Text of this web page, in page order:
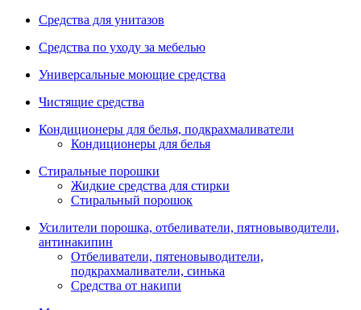
Средства для унитазов
Средства по уходу за мебелью
Универсальные моющие средства
Чистящие средства
Кондиционеры для белья, подкрахмаливатели
Кондиционеры для белья
Стиральные порошки
Жидкие средства для стирки
Стиральный порошок
Усилители порошка, отбеливатели, пятновыводители,
антинакипин
Отбеливатели, пятеновыводители,
подкрахмаливатели, синька
Средства от накипи